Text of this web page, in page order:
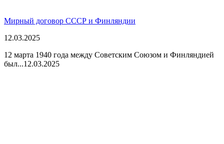
Мирный договор СССР и Финляндии
12.03.2025
12 марта 1940 года между Советским Союзом и Финляндией
был...12.03.2025